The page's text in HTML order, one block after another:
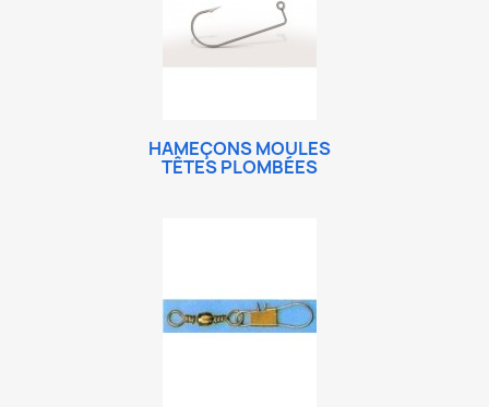
HAMEÇONS MOULES
TÊTES PLOMBÉES